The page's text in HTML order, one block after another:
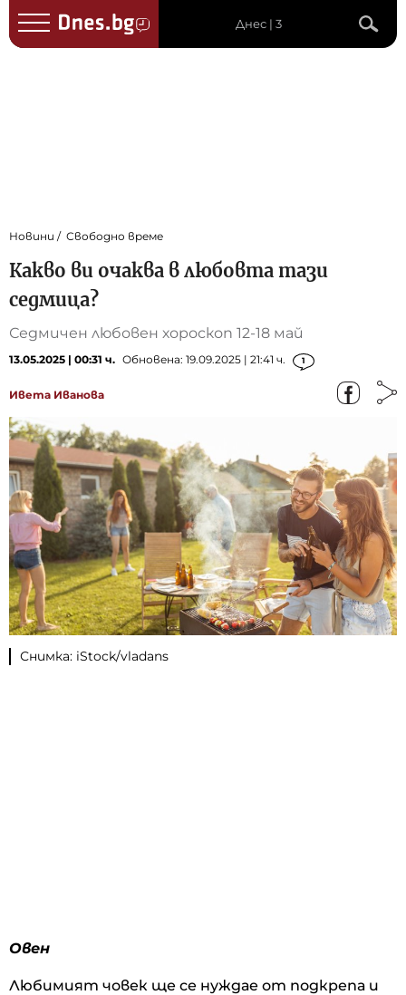
Днес | 3
Новини Свободно време
Какво ви очаква в любовта тази
седмица?
Седмичен любовен хороскоп 12-18 май
13.05.2025 | 00:31 ч. Обновена: 19.09.2025 | 21:41 ч. 1
Ивета Иванова
Снимка: iStock/vladans
Овен
Любимият човек ще се нуждае от подкрепа и